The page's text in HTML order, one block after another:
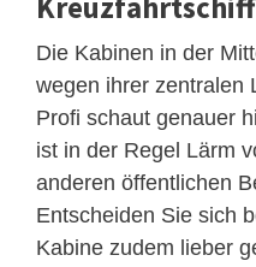
Die Kabinen in der
wegen ihrer zentralen
Profi schaut genauer
ist in der Regel Lärm
anderen öffentlichen
Entscheiden Sie sich
Kabine zudem lieber